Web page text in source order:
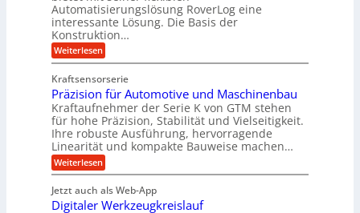
V
e
r
g
e
c
h
g
e
l
g
e
w
i
n
d
e
t
i
m
s
a
t
u
n
d
A
u
f
t
r
a
b
e
i
t
s
l
o
s
e
,
w
e
n
i
Automatisierungslösung RoverLog eine
interessante Lösung. Die Basis der
Konstruktion…
Weiterlesen:
Z
h
n
s
t
a
n
g
e
n
e
t
Kraftsensorserie
Präzision für Automotive und Maschinenbau
Kraftaufnehmer der Serie K von GTM stehen
für hohe Präzision, Stabilität und Vielseitigkeit.
Ihre robuste Ausführung, hervorragende
Linearität und kompakte Bauweise machen…
Weiterlesen:
P
ä
z
Jetzt auch als Web-App
Digitaler Werkzeugkreislauf